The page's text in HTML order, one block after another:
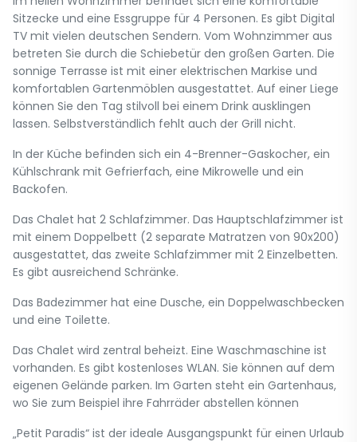
Sitzecke und eine Essgruppe für 4 Personen. Es gibt Digital
TV mit vielen deutschen Sendern. Vom Wohnzimmer aus
betreten Sie durch die Schiebetür den großen Garten. Die
sonnige Terrasse ist mit einer elektrischen Markise und
komfortablen Gartenmöblen ausgestattet. Auf einer Liege
können Sie den Tag stilvoll bei einem Drink ausklingen
lassen. Selbstverständlich fehlt auch der Grill nicht.
In der Küche befinden sich ein 4-Brenner-Gaskocher, ein
Kühlschrank mit Gefrierfach, eine Mikrowelle und ein
Backofen.
Das Chalet hat 2 Schlafzimmer. Das Hauptschlafzimmer ist
mit einem Doppelbett (2 separate Matratzen von 90x200)
ausgestattet, das zweite Schlafzimmer mit 2 Einzelbetten.
Es gibt ausreichend Schränke.
Das Badezimmer hat eine Dusche, ein Doppelwaschbecken
und eine Toilette.
Das Chalet wird zentral beheizt. Eine Waschmaschine ist
vorhanden. Es gibt kostenloses WLAN. Sie können auf dem
eigenen Gelände parken. Im Garten steht ein Gartenhaus,
wo Sie zum Beispiel ihre Fahrräder abstellen können
„Petit Paradis“ ist der ideale Ausgangspunkt für einen Urlaub